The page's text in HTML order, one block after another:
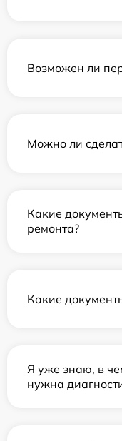
Возможен ли
Можно ли
Какие
ремонта?
Какие
Я уже знаю, в
нужна